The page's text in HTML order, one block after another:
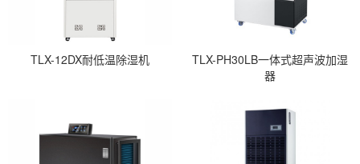
TLX-12DX耐低温除湿机
TLX-PH30LB一体式超声波加湿
器